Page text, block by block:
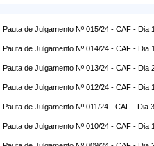
Pauta de Julgamento Nº 015/24 - CAF - Dia
Pauta de Julgamento Nº 014/24 - CAF - Dia
Pauta de Julgamento Nº 013/24 - CAF - Dia
Pauta de Julgamento Nº 012/24 - CAF - Dia
Pauta de Julgamento Nº 011/24 - CAF - Dia
Pauta de Julgamento Nº 010/24 - CAF - Dia